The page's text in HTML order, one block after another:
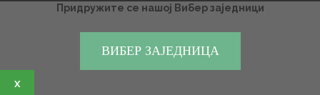
Придружите се нашој Вибер заједници
ВИБЕР ЗАЈЕДНИЦА
X